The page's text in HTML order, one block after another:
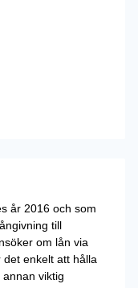
år 2016 och som
till
om lån via
enkelt att hålla
viktig